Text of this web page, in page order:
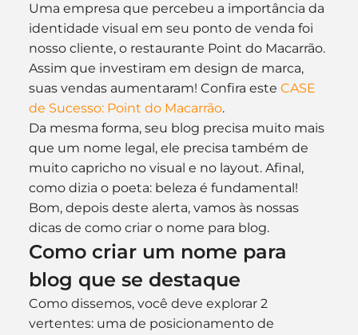
Uma empresa que percebeu a importância da
identidade visual em seu ponto de venda foi
nosso cliente, o restaurante Point do Macarrão.
Assim que investiram em design de marca,
suas vendas aumentaram! Confira este CASE
de Sucesso: Point do Macarrão.
Da mesma forma, seu blog precisa muito mais
que um nome legal, ele precisa também de
muito capricho no visual e no layout. Afinal,
como dizia o poeta: beleza é fundamental!
Bom, depois deste alerta, vamos às nossas
dicas de como criar o nome para blog.
Como criar um nome para
blog que se destaque
Como dissemos, você deve explorar 2
vertentes: uma de posicionamento de